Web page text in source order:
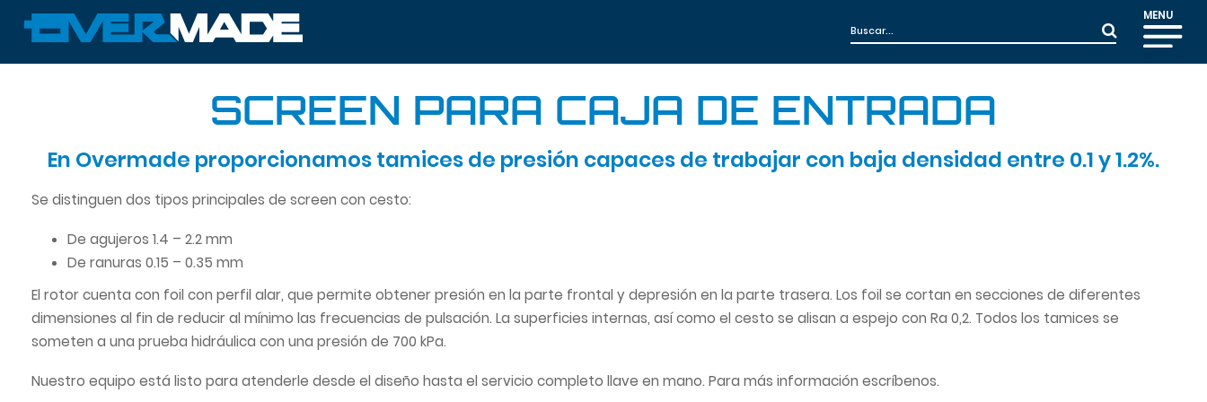
MENU
SCREEN PARA CAJA DE ENTRADA
En Overmade proporcionamos tamices de presión capaces de trabajar con baja densidad entre 0.1 y 1.2%.
Se distinguen dos tipos principales de screen con cesto:
De agujeros 1.4 – 2.2 mm
De ranuras 0.15 – 0.35 mm
El rotor cuenta con foil con perfil alar, que permite obtener presión en la parte frontal y depresión en la parte trasera. Los foil se cortan en secciones de diferentes
dimensiones al fin de reducir al mínimo las frecuencias de pulsación. La superficies internas, así como el cesto se alisan a espejo con Ra 0,2. Todos los tamices se
someten a una prueba hidráulica con una presión de 700 kPa.
Nuestro equipo está listo para atenderle desde el diseño hasta el servicio completo llave en mano. Para más información escríbenos.